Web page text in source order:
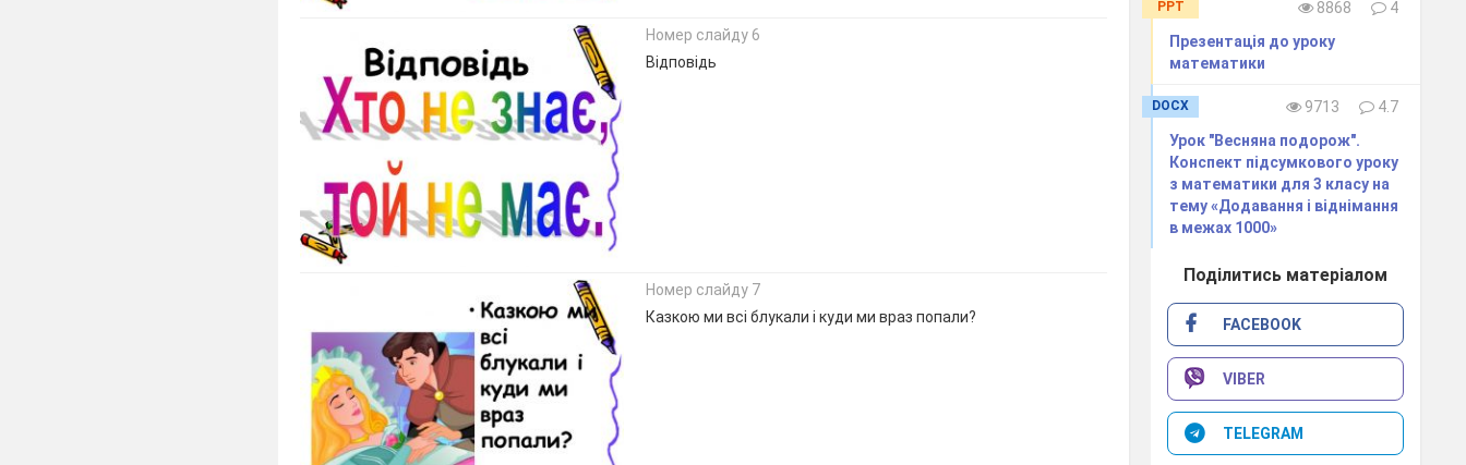
Номер слайду 6
Відповідь
Номер слайду 7
Казкою ми всі блукали і куди ми враз попали?
PPT 8868
4
Презентація до уроку
математики
DOCX 9713
4.7
Урок "Весняна подорож".
Конспект підсумкового уроку
з математики для 3 класу на
тему «Додавання і віднімання
в межах 1000»
Поділитись матеріалом
FACEBOOK
VIBER
TELEGRAM